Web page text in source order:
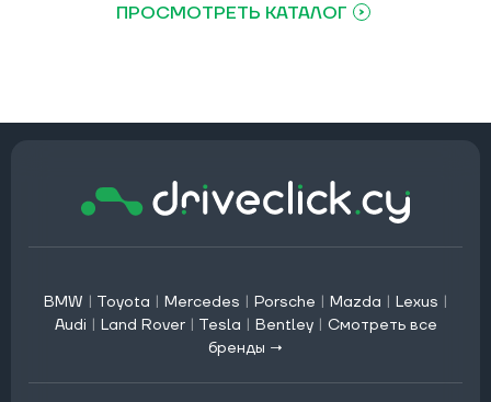
ПРОСМОТРЕТЬ КАТАЛОГ
BMW | Toyota | Mercedes | Porsche | Mazda | Lexus |
Audi | Land Rover | Tesla | Bentley | Смотреть все
бренды →